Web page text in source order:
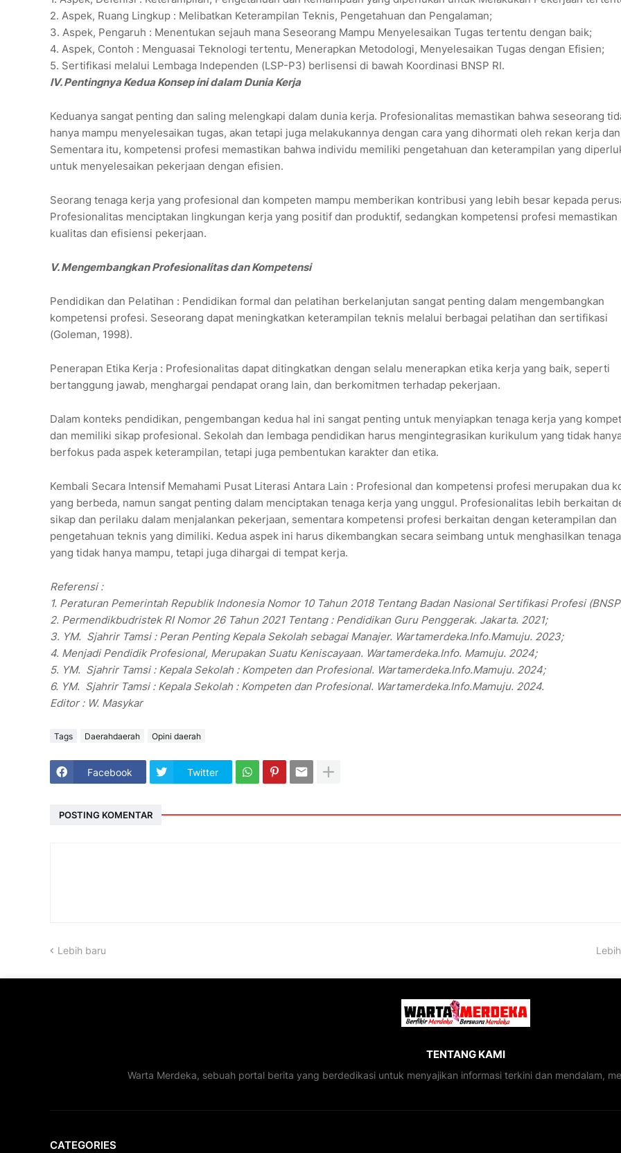
2. Aspek, Ruang Lingkup : Melibatkan Keterampilan Teknis, Pengetahuan dan Pengalaman;
3. Aspek, Pengaruh : Menentukan sejauh mana Seseorang Mampu Menyelesaikan Tugas tertentu dengan baik;
4. Aspek, Contoh : Menguasai Teknologi tertentu, Menerapkan Metodologi, Menyelesaikan Tugas dengan Efisien;
5. Sertifikasi melalui Lembaga Independen (LSP-P3) berlisensi di bawah Koordinasi BNSP RI.
IV. Pentingnya Kedua Konsep ini dalam Dunia Kerja
Keduanya sangat penting dan saling melengkapi dalam dunia kerja. Profesionalitas memastikan bahwa seseorang
hanya mampu menyelesaikan tugas, akan tetapi juga melakukannya dengan cara yang dihormati oleh rekan kerja
Sementara itu, kompetensi profesi memastikan bahwa individu memiliki pengetahuan dan keterampilan yang
untuk menyelesaikan pekerjaan dengan efisien.
Seorang tenaga kerja yang profesional dan kompeten mampu memberikan kontribusi yang lebih besar kepada
Profesionalitas menciptakan lingkungan kerja yang positif dan produktif, sedangkan kompetensi profesi memastikan
kualitas dan efisiensi pekerjaan.
V. Mengembangkan Profesionalitas dan Kompetensi
Pendidikan dan Pelatihan : Pendidikan formal dan pelatihan berkelanjutan sangat penting dalam mengembangkan
kompetensi profesi. Seseorang dapat meningkatkan keterampilan teknis melalui berbagai pelatihan dan sertifikasi
(Goleman, 1998).
Penerapan Etika Kerja : Profesionalitas dapat ditingkatkan dengan selalu menerapkan etika kerja yang baik, seperti
bertanggung jawab, menghargai pendapat orang lain, dan berkomitmen terhadap pekerjaan.
Dalam konteks pendidikan, pengembangan kedua hal ini sangat penting untuk menyiapkan tenaga kerja yang
dan memiliki sikap profesional. Sekolah dan lembaga pendidikan harus mengintegrasikan kurikulum yang tidak
berfokus pada aspek keterampilan, tetapi juga pembentukan karakter dan etika.
Kembali Secara Intensif Memahami Pusat Literasi Antara Lain : Profesional dan kompetensi profesi merupakan dua
yang berbeda, namun sangat penting dalam menciptakan tenaga kerja yang unggul. Profesionalitas lebih berkaitan
sikap dan perilaku dalam menjalankan pekerjaan, sementara kompetensi profesi berkaitan dengan keterampilan dan
pengetahuan teknis yang dimiliki. Kedua aspek ini harus dikembangkan secara seimbang untuk menghasilkan
yang tidak hanya mampu, tetapi juga dihargai di tempat kerja.
Referensi :
1. Peraturan Pemerintah Republik Indonesia Nomor 10 Tahun 2018 Tentang Badan Nasional Sertifikasi Profesi
2. Permendikbudristek RI Nomor 26 Tahun 2021 Tentang : Pendidikan Guru Penggerak. Jakarta. 2021;
3. YM. Sjahrir Tamsi : Peran Penting Kepala Sekolah sebagai Manajer. Wartamerdeka.Info.Mamuju. 2023;
4. Menjadi Pendidik Profesional, Merupakan Suatu Keniscayaan. Wartamerdeka.Info. Mamuju. 2024;
5. YM. Sjahrir Tamsi : Kepala Sekolah : Kompeten dan Profesional. Wartamerdeka.Info.Mamuju. 2024;
6. YM. Sjahrir Tamsi : Kepala Sekolah : Kompeten dan Profesional. Wartamerdeka.Info.Mamuju. 2024.
Editor : W. Masykar
Tags Daerahdaerah Opini daerah
Facebook Twitter
POSTING KOMENTAR
Lebih baru
TENTANG KAMI
Warta Merdeka, sebuah portal berita yang berdedikasi untuk menyajikan informasi terkini dan mendalam,
CATEGORIES